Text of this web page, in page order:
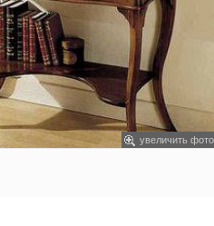
увеличить фото